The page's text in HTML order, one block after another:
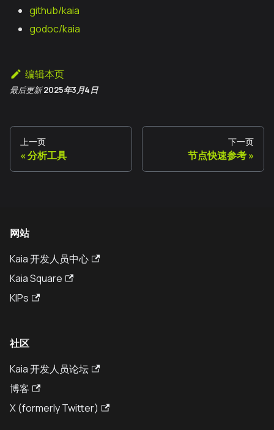
github/kaia
godoc/kaia
编辑本页
最后更新 2025年3月4日
上一页
分析工具
下一页
节点快速参考
网站
Kaia 开发人员中心
Kaia Square
KIPs
社区
Kaia 开发人员论坛
博客
X (formerly Twitter)